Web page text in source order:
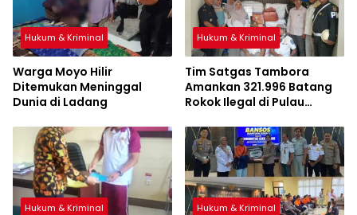
Hukum & Kriminal
Warga Moyo Hilir
Ditemukan Meninggal
Dunia di Ladang
Hukum & Kriminal
Tim Satgas Tambora
Amankan 321.996 Batang
Rokok Ilegal di Pulau
Hukum & Kriminal Hukum & Kriminal